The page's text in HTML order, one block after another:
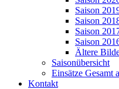
Saison
Saison
Saison
Saison
Ältere
Saisonübersicht
Einsätze Gesamt
Kontakt